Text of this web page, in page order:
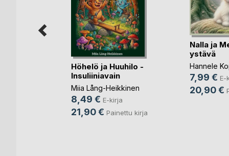
Höhelö ja Huuhilo -
Insuliiniavain
Miia Lång-Heikkinen
8,49 € E-kirja
21,90 € Painettu kirja
Nalla ja
ystävä
Hannele
7,99 € E-
20,90 €